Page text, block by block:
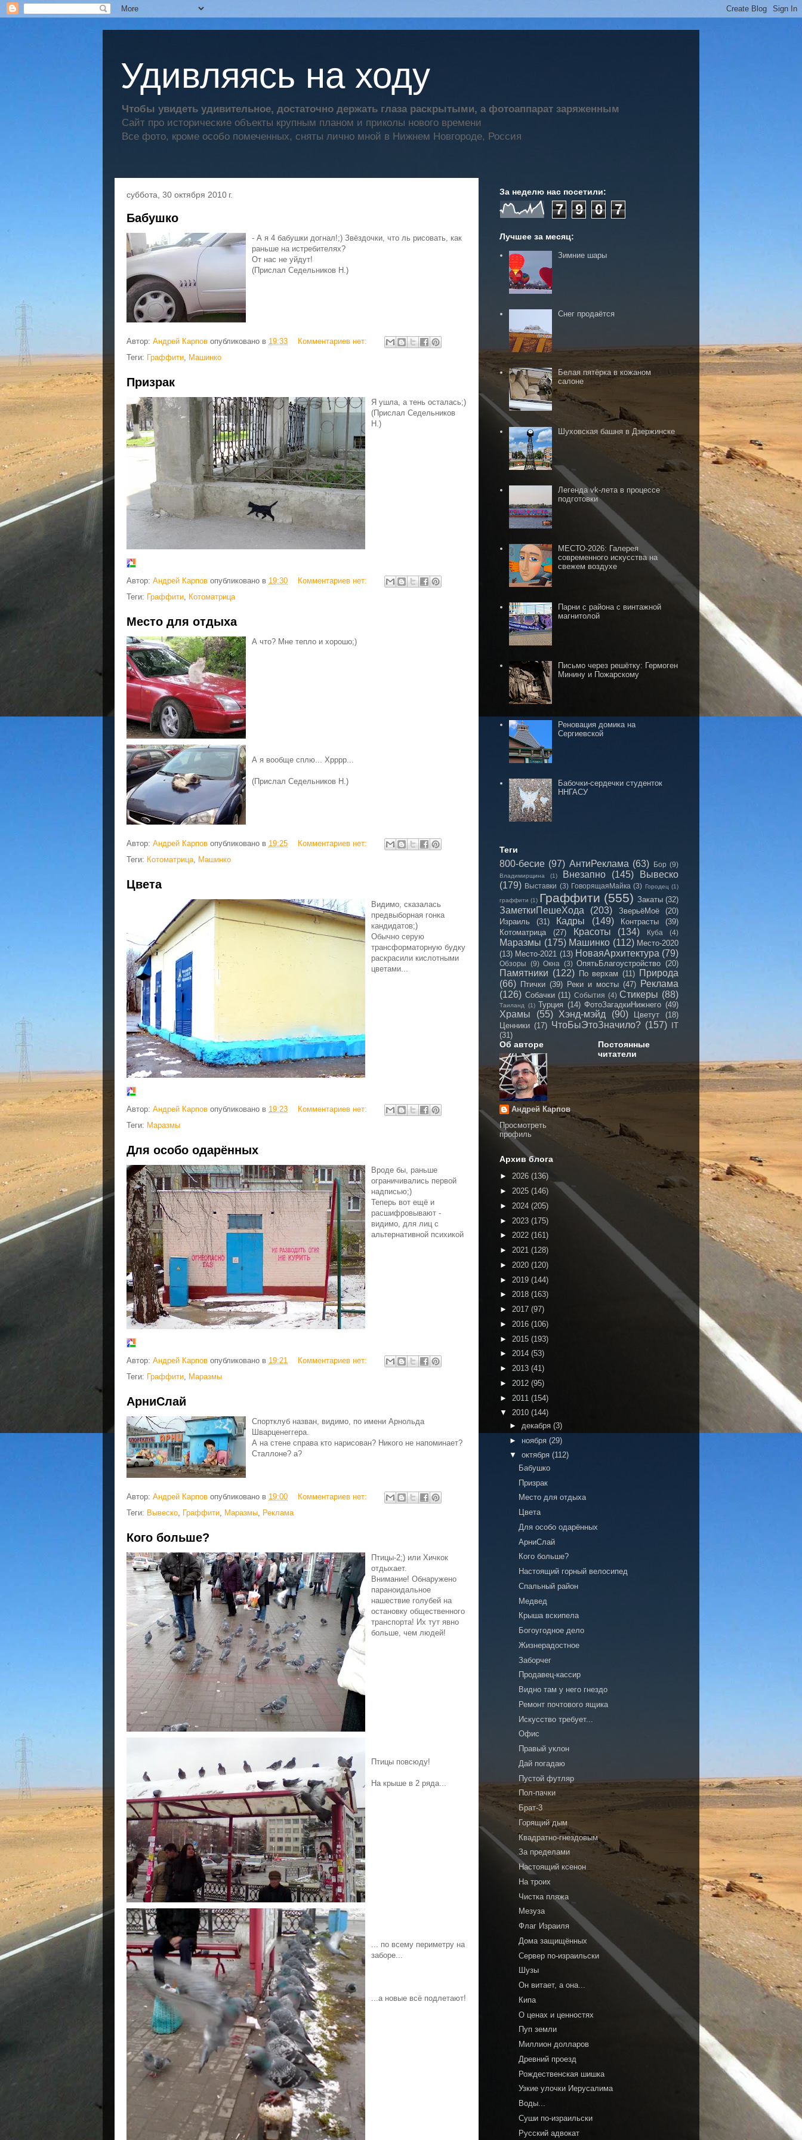
Удивляясь на ходу
Чтобы увидеть удивительное, достаточно держать глаза раскрытыми, а фотоаппарат заряженным
Сайт про исторические объекты крупным планом и приколы нового времени
Все фото, кроме особо помеченных, сняты лично мной в Нижнем Новгороде, Россия
суббота, 30 октября 2010 г.
Бабушко
- А я 4 бабушки догнал!;) Звёздочки, что ль рисовать, как
раньше на истребителях?
От нас не уйдут!
(Прислал Седельников Н.)
Автор: Андрей Карпов опубликовано в 19:33
Комментариев нет:
Теги: Граффити, Машинко
Призрак
Я ушла, а тень осталась;)
(Прислал Седельников
Н.)
Автор: Андрей Карпов опубликовано в 19:30
Комментариев нет:
Теги: Граффити, Котоматрица
Место для отдыха
А что? Мне тепло и хорошо;)
А я вообще сплю... Хрррр...
(Прислал Седельников Н.)
Автор: Андрей Карпов опубликовано в 19:25
Комментариев нет:
Теги: Котоматрица, Машинко
Цвета
Видимо, сказалась
предвыборная гонка
кандидатов;)
Обычно серую
трансформаторную будку
раскрасили кислотными
цветами...
Автор: Андрей Карпов опубликовано в 19:23
Комментариев нет:
Теги: Маразмы
Для особо одарённых
Вроде бы, раньше
ограничивались первой
надписью;)
Теперь вот ещё и
расшифровывают -
видимо, для лиц с
альтернативной психикой
Автор: Андрей Карпов опубликовано в 19:21
Комментариев нет:
Теги: Граффити, Маразмы
АрниСлай
Спортклуб назван, видимо, по имени Арнольда
Шварценеггера.
А на стене справа кто нарисован? Никого не напоминает?
Сталлоне? а?
Автор: Андрей Карпов опубликовано в 19:00
Комментариев нет:
Теги: Вывеско, Граффити, Маразмы, Реклама
Кого больше?
Птицы-2;) или Хичкок
отдыхает.
Внимание! Обнаружено
параноидальное
нашествие голубей на
остановку общественного
транспорта! Их тут явно
больше, чем людей!
Птицы повсюду!
На крыше в 2 ряда...
... по всему периметру на
заборе...
...а новые всё подлетают!
За неделю нас посетили:
7 9 0 7
Лучшее за месяц:
Зимние шары
Снег продаётся
Белая пятёрка в кожаном
салоне
Шуховская башня в Дзержинске
Легенда vk-лета в процессе
подготовки
МЕСТО-2026: Галерея
современного искусства на
свежем воздухе
Парни с района с винтажной
магнитолой
Письмо через решётку: Гермоген
Минину и Пожарскому
Реновация домика на
Сергиевской
Бабочки-сердечки студенток
ННГАСУ
Теги
800-бесие (97) АнтиРеклама (63) Бор (9)
Владимирщина (1) Внезапно (145)
Вывеско
(179) Выставки (3) ГоворящаяМайка (3) Городец (1)
граффити (1) Граффити (555) Закаты (32)
ЗаметкиПешеХода (203) ЗверьёМоё
(20)
Израиль
(31) Кадры (149) Контрасты
(39)
Котоматрица
(27) Красоты (134) Куба (4)
Маразмы (175) Машинко (112) Место-2020
(13) Место-2021 (13) НоваяАрхитектура (79)
Обзоры (9) Окна (3) ОпятьБлагоустройство (20)
Памятники (122) По верхам (11) Природа
(66) Птички (39) Реки и мосты (47) Реклама
(126) Собачки (11) События (4) Стикеры (88)
Таиланд (1) Турция (14) ФотоЗагадкиНижнего (49)
Храмы (55) Хэнд-мэйд (90) Цветут
(18)
Ценники (17) ЧтоБыЭтоЗначило? (157)
IT
(31)
Об авторе
Андрей Карпов
Просмотреть
профиль
Постоянные
читатели
Архив блога
► 2026 (136)
► 2025 (146)
► 2024 (205)
► 2023 (175)
► 2022 (161)
► 2021 (128)
► 2020 (120)
► 2019 (144)
► 2018 (163)
► 2017 (97)
► 2016 (106)
► 2015 (193)
► 2014 (53)
► 2013 (41)
► 2012 (95)
► 2011 (154)
▼ 2010 (144)
► декабря (3)
► ноября (29)
▼ октября (112)
Бабушко
Призрак
Место для отдыха
Цвета
Для особо одарённых
АрниСлай
Кого больше?
Настоящий горный велосипед
Спальный район
Медвед
Крыша вскипела
Богоугодное дело
Жизнерадостное
Заборчег
Продавец-кассир
Видно там у него гнездо
Ремонт почтового ящика
Искусство требует...
Офис
Правый уклон
Дай погадаю
Пустой футляр
Пол-пачки
Брат-3
Горящий дым
Квадратно-гнездовым
За пределами
Настоящий ксенон
На троих
Чистка пляжа
Мезуза
Флаг Израиля
Дома защищённых
Сервер по-израильски
Шузы
Он витает, а она...
Кипа
О ценах и ценностях
Пуп земли
Миллион долларов
Древний проезд
Рождественская шишка
Узкие улочки Иерусалима
Воды...
Суши по-израильски
Русский адвокат